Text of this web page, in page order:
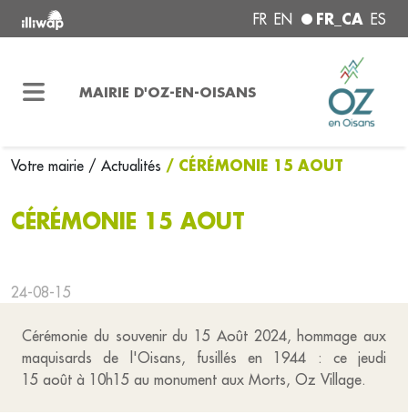
FR EN FR_CA ES
MAIRIE D'OZ-EN-OISANS
Votre mairie / Actualités / CÉRÉMONIE 15 AOUT
CÉRÉMONIE 15 AOUT
24-08-15
Cérémonie du souvenir du 15 Août 2024, hommage aux
maquisards de l'Oisans, fusillés en 1944 : ce jeudi
15 août à 10h15 au monument aux Morts, Oz Village.